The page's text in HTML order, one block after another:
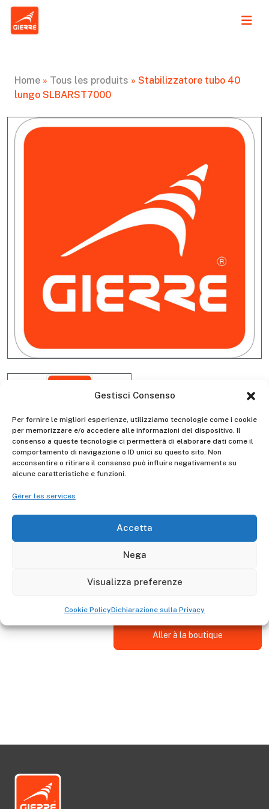
Gestisci Consenso
Per fornire le migliori esperienze, utilizziamo tecnologie come i cookie
per memorizzare e/o accedere alle informazioni del dispositivo. Il
consenso a queste tecnologie ci permetterà di elaborare dati come il
comportamento di navigazione o ID unici su questo sito. Non
acconsentire o ritirare il consenso può influire negativamente su
alcune caratteristiche e funzioni.
Gérer les services
Accetta
Nega
Visualizza preferenze
Cookie PolicyDichiarazione sulla Privacy
Home » Tous les produits » Stabilizzatore tubo 40
lungo SLBARST7000
Stabilizzatore tubo 40 lungo
SLBARST7000
Lo stabilizzatore tubo 40 lungo SLBARST7000 è
Aller à la boutique